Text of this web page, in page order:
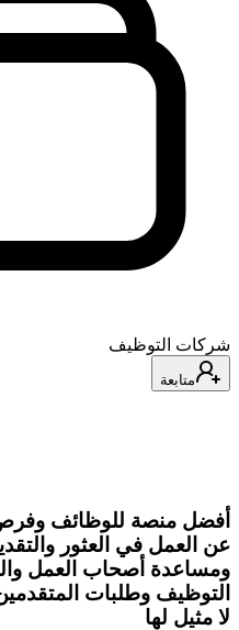
شركات التوظيف
متابعة
أفضل منصة للوظائف
عن العمل في العثور
ومساعدة أصحاب العمل
التوظيف وطلبات
لا مثيل لها